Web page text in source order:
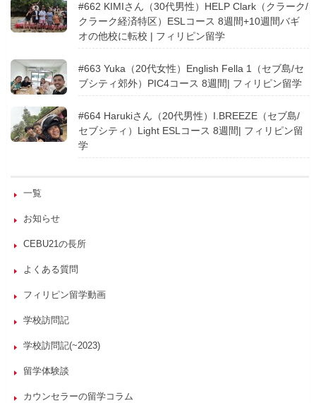
#662 KIMIさん（30代男性）HELP Clark（クラーク/
クラーク経済特区）ESLコース 8週間+10週間バギ
オの他校に転校 | フィリピン留学
#663 Yuka（20代女性）English Fella 1（セブ島/セ
ブシティ郊外）PIC4コース 8週間| フィリピン留学
#664 Harukiさん（20代男性）I.BREEZE（セブ島/
セブシティ）Light ESLコース 8週間| フィリピン留
学
一覧
お知らせ
CEBU21の長所
よくある質問
フィリピン留学動画
学校訪問記
学校訪問記(~2023)
留学体験談
カウンセラーの留学コラム